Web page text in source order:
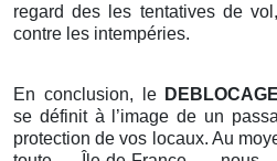
regard des les tentatives de
contre les intempéries.
En conclusion, le
se définit à l’image de un
protection de vos locaux. Au